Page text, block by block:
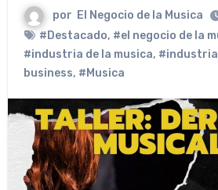
por El Negocio de la Musica
#Destacado, #el negocio de la
#industria de la musica, #industria
business, #Musica